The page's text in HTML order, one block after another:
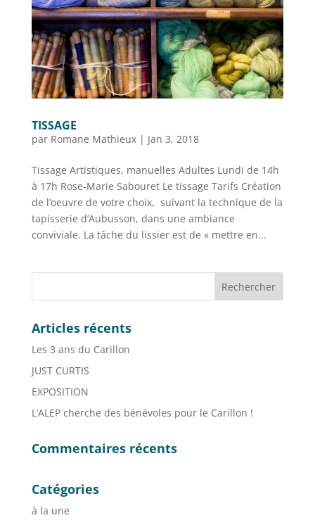
TISSAGE
par Romane Mathieux| Jan 3, 2018
Tissage Artistiques, manuelles Adultes Lundi de 14h
à 17h Rose-Marie Sabouret Le tissage Tarifs Création
de l’oeuvre de votre choix, suivant la technique de la
tapisserie d’Aubusson, dans une ambiance
conviviale. La tâche du lissier est de « mettre en...
Articles récents
Les 3 ans du Carillon
JUST CURTIS
EXPOSITION
L’ALEP cherche des bénévoles pour le Carillon !
Commentaires récents
Catégories
à la une